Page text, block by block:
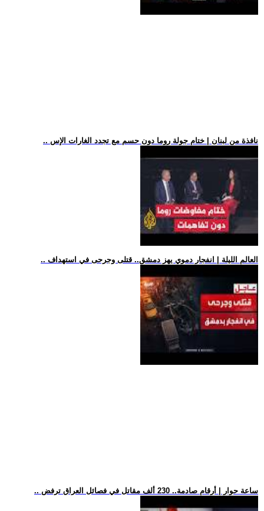
.. نافذة من لبنان | ختام جولة روما دون حسم مع تجدد الغارات الإس
.. العالم الليلة | انفجار دموي يهز دمشق.. قتلى وجرحى في استهداف
.. ساعة حوار | أرقام صادمة.. 230 ألف مقاتل في فصائل العراق ترفض